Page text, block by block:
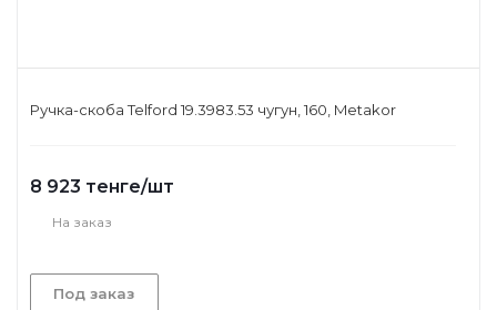
Ручка-скоба Telford 19.3983.53 чугун, 160, Metakor
8 923 тенге/шт
На заказ
Под заказ